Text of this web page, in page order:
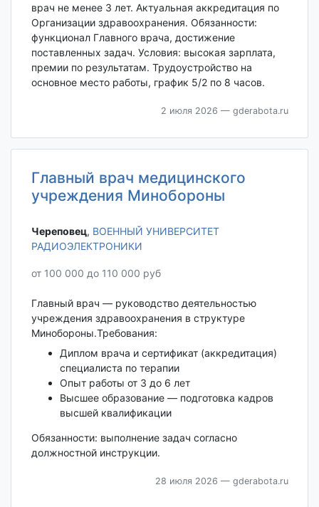
врач не менее 3 лет. Актуальная аккредитация по
Организации здравоохранения. Обязанности:
функционал Главного врача, достижение
поставленных задач. Условия: высокая зарплата,
премии по результатам. Трудоустройство на
основное место работы, график 5/2 по 8 часов.
2 июля 2026 — gderabota.ru
Главный врач медицинского
учреждения Минобороны
Череповец‎, ВОЕННЫЙ УНИВЕРСИТЕТ
РАДИОЭЛЕКТРОНИКИ
от 100 000 до 110 000 руб
Главный врач — руководство деятельностью
учреждения здравоохранения в структуре
Минобороны.Требования:
Диплом врача и сертификат (аккредитация)
специалиста по терапии
Опыт работы от 3 до 6 лет
Высшее образование — подготовка кадров
высшей квалификации
Обязанности: выполнение задач согласно
должностной инструкции.
28 июля 2026 — gderabota.ru